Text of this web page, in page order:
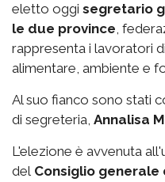
eletto oggi segretario
le due province,
rappresenta i lavoratori
alimentare, ambiente e
Al suo fianco sono stati
di segreteria, Annalisa
L'elezione è avvenuta
del Consiglio generale